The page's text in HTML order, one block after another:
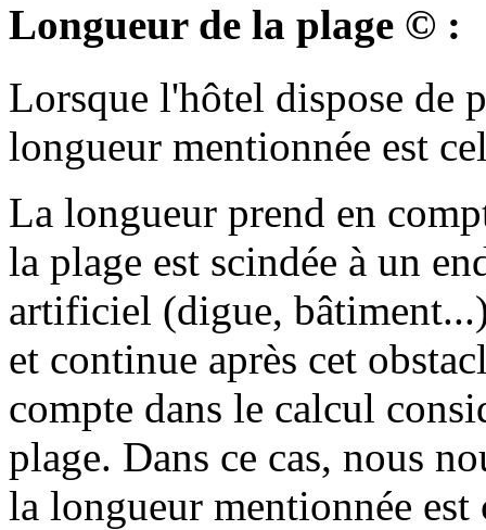
Longueur de la plage © :
Lorsque l'hôtel dispose de
longueur mentionnée est
La longueur prend en
la plage est scindée à un
artificiel (digue,
et continue après cet
compte dans le calcul
plage. Dans ce cas, nous
la longueur mentionnée